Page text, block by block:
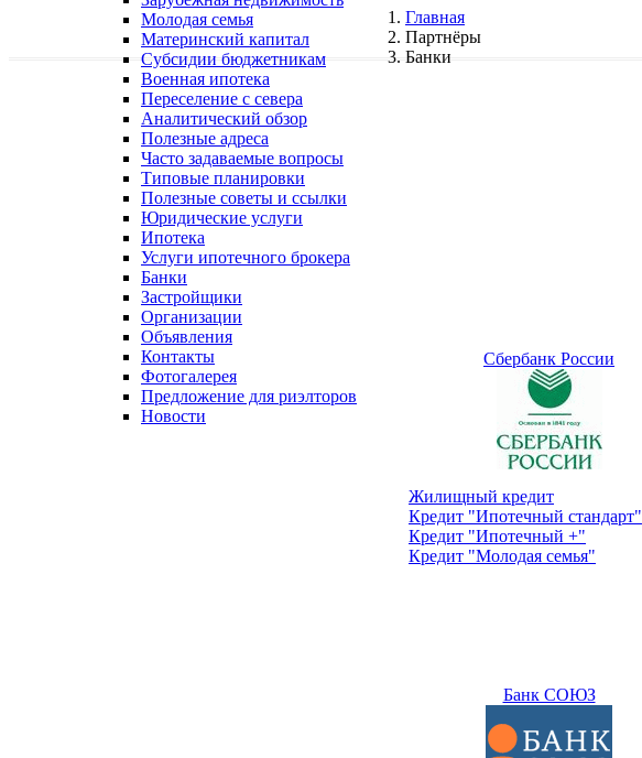
Молодая семья
Материнский капитал
Субсидии бюджетникам
Военная ипотека
Переселение с севера
Аналитический обзор
Полезные адреса
Часто задаваемые вопросы
Типовые планировки
Полезные советы и ссылки
Юридические услуги
Ипотека
Услуги ипотечного брокера
Банки
Застройщики
Организации
Объявления
Контакты
Фотогалерея
Предложение для риэлторов
Новости
Главная
Партнёры
Банки
Сбербанк России
Жилищный кредит
Кредит "Ипотечный стандарт"
Кредит "Ипотечный +"
Кредит "Молодая семья"
Банк СОЮЗ